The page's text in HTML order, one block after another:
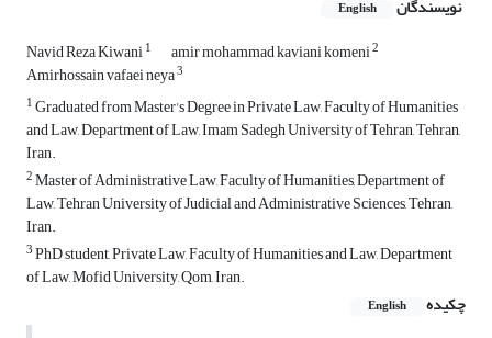
نویسندگان English
Navid Reza Kiwani1 amir mohammad kaviani komeni2
Amirhossain vafaei neya3
1Graduated from Master's Degree in Private Law, Faculty of Humanities
and Law, Department of Law, Imam Sadegh University of Tehran, Tehran,
Iran.
2Master of Administrative Law, Faculty of Humanities, Department of
Law, Tehran University of Judicial and Administrative Sciences, Tehran,
Iran.
3PhD student, Private Law, Faculty of Humanities and Law, Department
of Law, Mofid University, Qom, Iran.
چکیده
English